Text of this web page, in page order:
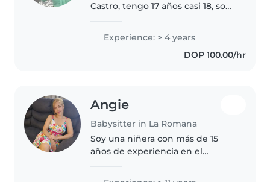
Castro, tengo 17 años casi 18, soy
con mi madre, soy responsable,
atenta, puntual, cariñosa, sé
cocinar, y si me toca hacer..
Experience: > 4 years
DOP 100.00/hr
Angie
Babysitter in La Romana
Soy una niñera con más de 15
años de experiencia en el
con el bienestar, la seguridad y